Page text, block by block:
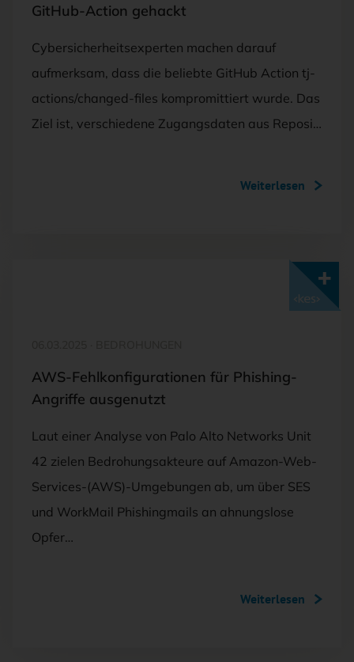
GitHub-Action gehackt
Cybersicherheitsexperten machen darauf
aufmerksam, dass die beliebte GitHub Action tj-
actions/changed-files kompromittiert wurde. Das
Ziel ist, verschiedene Zugangsdaten aus Reposi…
Weiterlesen
AWS-Fehlkonfigurationen für Phishing-
Angriffe ausgenutzt
Laut einer Analyse von Palo Alto Networks Unit
42 zielen Bedrohungsakteure auf Amazon-Web-
Services-(AWS)-Umgebungen ab, um über SES
und WorkMail Phishingmails an ahnungslose
Opfer…
Weiterlesen